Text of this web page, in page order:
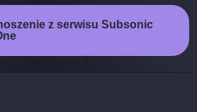
z serwisu Subsonic